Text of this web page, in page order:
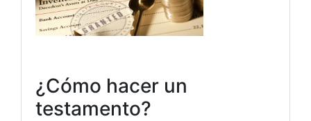
¿Cómo hacer un
testamento?